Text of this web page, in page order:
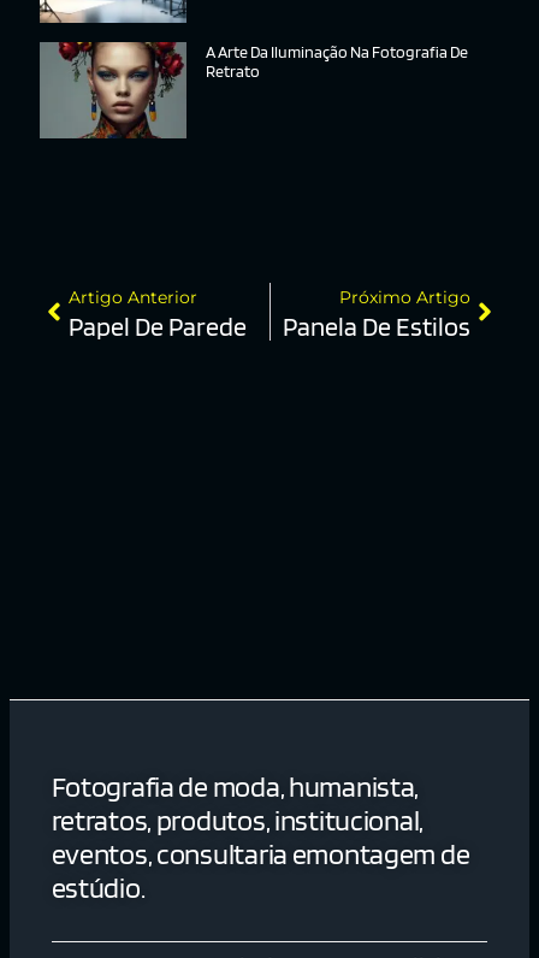
A Arte Da Iluminação Na Fotografia De
Retrato
Artigo Anterior
Papel De Parede
Próximo Artigo
Panela De Estilos
Fotografia de moda, humanista,
retratos, produtos, institucional,
eventos, consultaria emontagem de
estúdio.